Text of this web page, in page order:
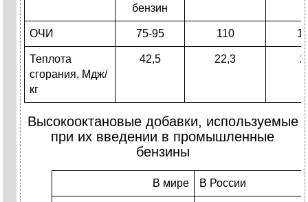
бензин
ОЧИ 75-95 110
Теплота
сгорания, Мдж/
кг
42,5 22,3
Высокооктановые добавки, используемые
при их введении в промышленные
бензины
В мире В России